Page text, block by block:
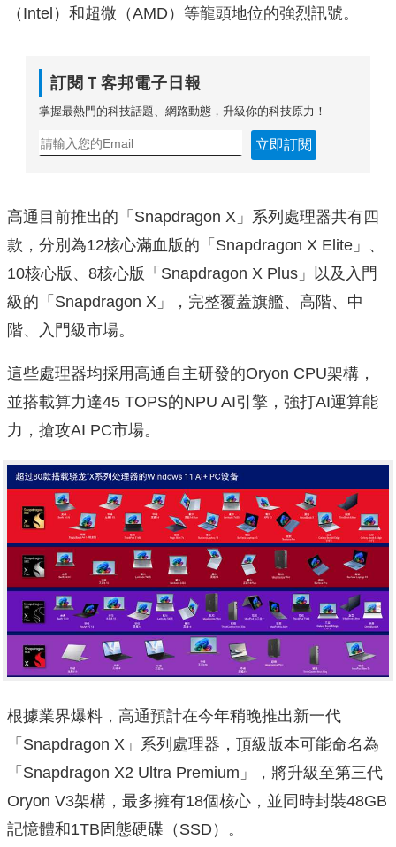
（Intel）和超微（AMD）等龍頭地位的強烈訊號。
訂閱Ｔ客邦電子日報
掌握最熱門的科技話題、網路動態，升級你的科技原力！
立即訂閱
高通目前推出的「Snapdragon X」系列處理器共有四
款，分別為12核心滿血版的「Snapdragon X Elite」、
10核心版、8核心版「Snapdragon X Plus」以及入門
級的「Snapdragon X」，完整覆蓋旗艦、高階、中
階、入門級市場。
這些處理器均採用高通自主研發的Oryon CPU架構，
並搭載算力達45 TOPS的NPU AI引擎，強打AI運算能
力，搶攻AI PC市場。
根據業界爆料，高通預計在今年稍晚推出新一代
「Snapdragon X」系列處理器，頂級版本可能命名為
「Snapdragon X2 Ultra Premium」，將升級至第三代
Oryon V3架構，最多擁有18個核心，並同時封裝48GB
記憶體和1TB固態硬碟（SSD）。